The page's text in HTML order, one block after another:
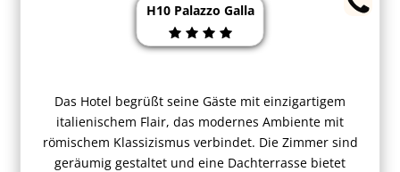
H10 Palazzo Galla
Das Hotel begrüßt seine Gäste mit einzigartigem
italienischem Flair, das modernes Ambiente mit
römischem Klassizismus verbindet. Die Zimmer sind
geräumig gestaltet und eine Dachterrasse bietet